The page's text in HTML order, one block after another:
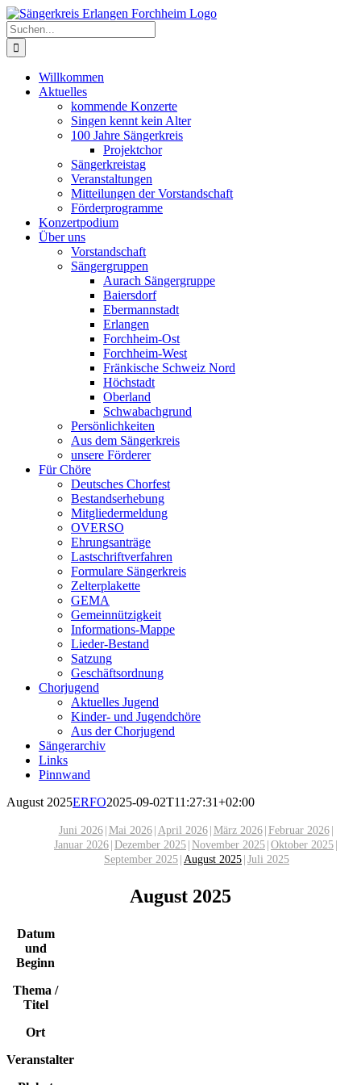
Zum
Inhalt
springen
Suche
nach:
Willkommen
Aktuelles
kommende Konzerte
Singen kennt kein Alter
100 Jahre Sängerkreis
Projektchor
Sängerkreistag
Veranstaltungen
Mitteilungen der Vorstandschaft
Förderprogramme
Konzertpodium
Über uns
Vorstandschaft
Sängergruppen
Aurach Sängergruppe
Baiersdorf
Ebermannstadt
Erlangen
Forchheim-Ost
Forchheim-West
Fränkische Schweiz Nord
Höchstadt
Oberland
Schwabachgrund
Persönlichkeiten
Aus dem Sängerkreis
unsere Förderer
Für Chöre
Deutsches Chorfest
Bestandserhebung
Mitgliedermeldung
OVERSO
Ehrungsanträge
Lastschriftverfahren
Formulare Sängerkreis
Zelterplakette
GEMA
Gemeinnützigkeit
Informations-Mappe
Lieder-Bestand
Satzung
Geschäftsordnung
Chorjugend
Aktuelles Jugend
Kinder- und Jugendchöre
Aus der Chorjugend
Sängerarchiv
Links
Pinnwand
August 2025ERFO2025-09-02T11:27:31+02:00
Juni 2026 Mai 2026 April 2026 März 2026 Februar 2026
Januar 2026 Dezember 2025 November 2025 Oktober 2025
September 2025 August 2025 Juli 2025
August 2025
Datum
und
Beginn
Thema /
Titel
Ort
Veranstalter